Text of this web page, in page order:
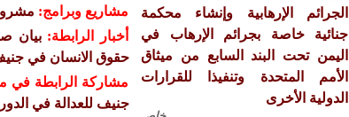
الجرائم الإرهابية وإنشاء محكمة
جنائية خاصة بجرائم الإرهاب في
اليمن تحت البند السابع من ميثاق
الأمم المتحدة وتنفيذا للقرارات
الدولية الأخرى
مشاريع وبرامج:
أخبار الرابطة:بيان
حقوق الانسان في
مشاركة الرابطة
جنيف للعدالة في الدورة 54 مجلس حقوق الانسان بالامم المتحدة في